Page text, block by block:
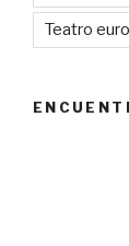
Teatro